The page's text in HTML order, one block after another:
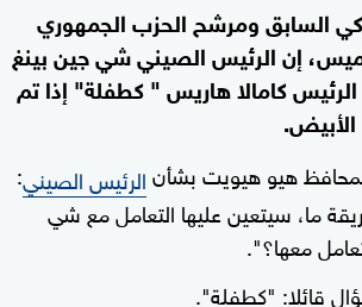
السابق ومرشح الحزب الجمهوري
إن الرئيس الصيني شي جين بينغ
كامالا هاريس " كطفلة" إذا تم
الأبيض.
هيو هيويت بشأنالرئيس الصيني:
ما، سيتعين عليها التعامل مع شي
معها؟".
قائلا: "كطفلة".